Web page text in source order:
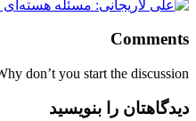
Comments
don’t you start the discussion?
دیدگاهتان را بنویسید